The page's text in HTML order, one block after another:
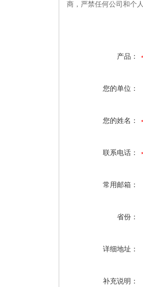
商，严禁任何公司和个
产品：
您的单位：
您的姓名：
联系电话：
常用邮箱：
省份：
详细地址：
补充说明：